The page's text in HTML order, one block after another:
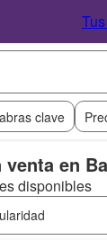
clave
venta en
disponibles